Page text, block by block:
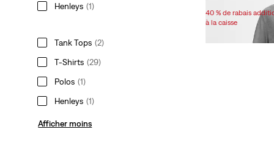
Henleys (1)
Tank Tops (2)
T-Shirts (29)
Polos (1)
Henleys (1)
Afficher moins
Price
is
Price
40 % de rabais
à la caisse